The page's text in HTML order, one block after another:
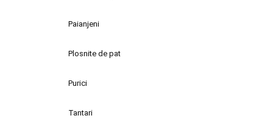
Paianjeni
Plosnite de pat
Purici
Tantari